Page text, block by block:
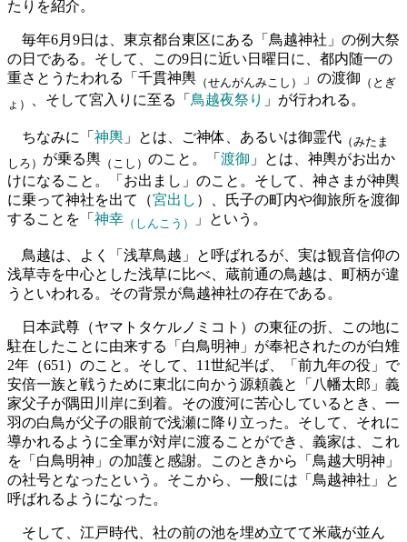
たりを紹介。
毎年6月9日は、東京都台東区にある「鳥越神社」の例大祭
の日である。そして、この9日に近い日曜日に、都内随一の
重さとうたわれる「千貫神輿 （せんがんみこし） 」の渡御 （とぎ
ょ）
、そして宮入りに至る「 鳥越夜祭り 」が行われる。
ちなみに「 神輿 」とは、ご神体、あるいは御霊代 （みたま
しろ） が乗る輿 （こし） のこと。「 渡御 」とは、神輿がお出か
けになること。「お出まし」のこと。そして、神さまが神輿
に乗って神社を出て（宮出し ）、氏子の町内や御旅所を渡御
することを「 神幸 （しんこう） 」という。
鳥越は、よく「浅草鳥越」と呼ばれるが、実は観音信仰の
浅草寺を中心とした浅草に比べ、蔵前通の鳥越は、町柄が違
うといわれる。その背景が鳥越神社の存在である。
日本武尊（ヤマトタケルノミコト）の東征の折、この地に
駐在したことに由来する「白鳥明神」が奉祀されたのが白雉
2年（651）のこと。そして、11世紀半ば、「前九年の役」で
安倍一族と戦うために東北に向かう源頼義と「八幡太郎」義
家父子が隅田川岸に到着。その渡河に苦心しているとき、一
羽の白鳥が父子の眼前で浅瀬に降り立った。そして、それに
導かれるように全軍が対岸に渡ることができ、義家は、これ
を「白鳥明神」の加護と感謝。このときから「鳥越大明神」
の社号となったという。そこから、一般には「鳥越神社」と
呼ばれるようになった。
そして、江戸時代、社の前の池を埋め立てて米蔵が並ん